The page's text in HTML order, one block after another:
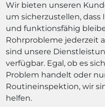
Wir bieten unseren
um sicherzustellen, dass
und funktionsfähig
Rohrprobleme jederzeit
sind unsere
verfügbar. Egal, ob es
Problem handelt oder
Routineinspektion, wir
helfen.